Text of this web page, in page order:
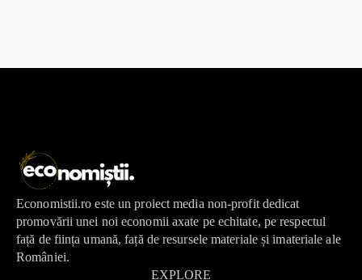
Economistii.ro este un proiect media non-profit dedicat
promovării unei noi economii axate pe echitate, pe respectul
față de ființa umană, față de resursele materiale și imateriale ale
României.
EXPLORE